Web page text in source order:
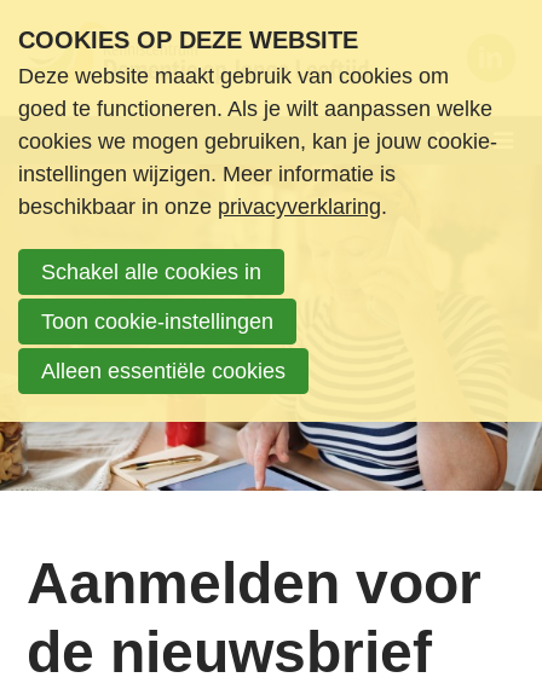
S
p
n
n
Menu
Aanmelden voor
de nieuwsbrief
Wie zijn we
Wat doen we
Nieuws en ondersteuning
Nieuws
Informatie & Ondersteuning
Boeken en media
Contact
Login
Zoek
COOKIES OP DEZE WEBSITE
Deze website maakt gebruik van cookies om
goed te functioneren. Als je wilt aanpassen welke
cookies we mogen gebruiken, kan je jouw cookie-
instellingen wijzigen. Meer informatie is
beschikbaar in onze privacyverklaring.
Schakel alle cookies in
Toon cookie-instellingen
Alleen essentiële cookies